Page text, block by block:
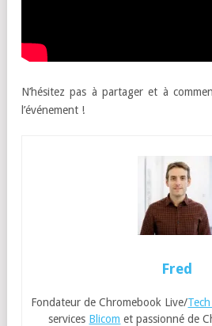
N’hésitez pas à partager et à
l’événement !
Fred
Fondateur de Chromebook Live/
services Blicom et passionné de